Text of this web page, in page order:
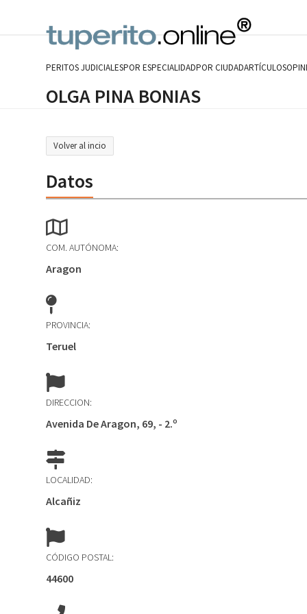
PERITOS JUDICIALESPOR ESPECIALIDADPOR CIUDADARTÍCULOS
OLGA PINA BONIAS
Volver al incio
Datos
COM. AUTÓNOMA:
Aragon
PROVINCIA:
Teruel
DIRECCION:
Avenida De Aragon, 69, - 2.º
LOCALIDAD:
Alcañiz
CÓDIGO POSTAL:
44600